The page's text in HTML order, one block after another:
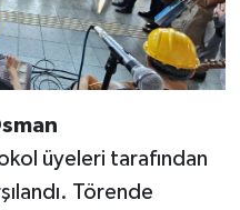
üyeleri tarafından
Törende